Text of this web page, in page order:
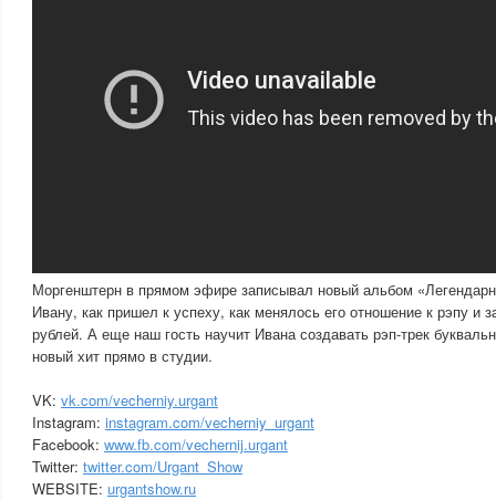
Моргенштерн в прямом эфире записывал новый альбом
Ивану, как пришел к успеху, как менялось его отношение к рэпу и
рублей. А еще наш гость научит Ивана создавать рэп-трек
новый хит прямо в студии.
VK: vk.com/vecherniy.urgant
Instagram: instagram.com/vecherniy_urgant
Facebook: www.fb.com/vechernij.urgant
Twitter: twitter.com/Urgant_Show
WEBSITE: urgantshow.ru